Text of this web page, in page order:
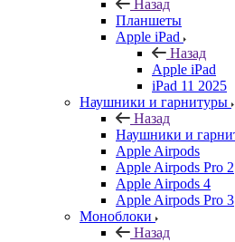
Назад
Планшеты
Apple iPad
Назад
Apple iPad
iPad 11 2025
Наушники и гарнитуры
Назад
Наушники и
Apple Airpods
Apple Airpods Pro 2
Apple Airpods 4
Apple Airpods Pro 3
Моноблоки
Назад